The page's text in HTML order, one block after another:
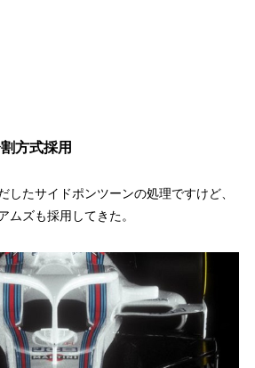
方式採用
したサイドポンツーンの処理ですけど、
ムズも採用してきた。